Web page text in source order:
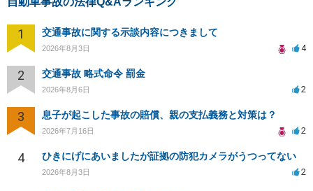
1 交通事故に関する示談内容につきまして
2026年8月3日 4
2 交通事故 略式命令 罰金
2026年8月6日 2
3 息子が起こした事故の賠償、親の支払義務と対策は？
2026年7月16日 2
4 ひきにげにあいましたが証拠の防犯カメラがうつってない
2026年8月3日 2